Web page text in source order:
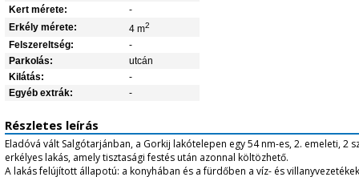
Kert mérete:
-
Erkély mérete:
4 m2
Felszereltség:
-
Parkolás:
utcán
Kilátás:
-
Egyéb extrák:
-
Részletes leírás
Eladóvá vált Salgótarjánban, a Gorkij lakótelepen egy 54 nm-es, 2. emeleti, 2
erkélyes lakás, amely tisztasági festés után azonnal költözhető.
A lakás felújított állapotú: a konyhában és a fürdőben a víz- és villanyvezetékek